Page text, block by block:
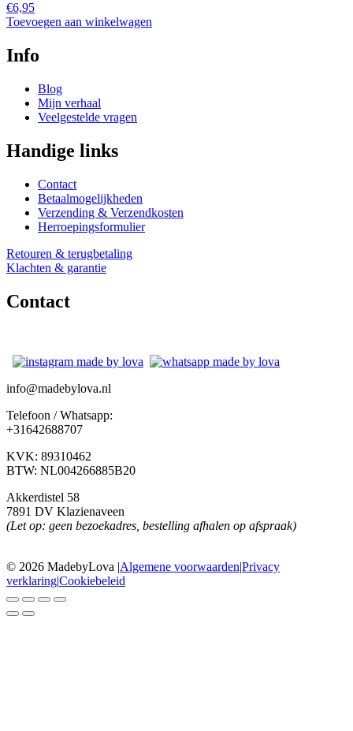
€6,95
Toevoegen aan winkelwagen
Info
Blog
Mijn verhaal
Veelgestelde vragen
Handige links
Contact
Betaalmogelijkheden
Verzending & Verzendkosten
Herroepingsformulier
Retouren & terugbetaling
Klachten & garantie
Contact
info@madebylova.nl
Telefoon / Whatsapp:
+31642688707
KVK: 89310462
BTW: NL004266885B20
Akkerdistel 58
7891 DV Klazienaveen
(Let op: geen bezoekadres, bestelling afhalen op afspraak)
© 2026 MadebyLova |Algemene voorwaarden|Privacy
verklaring|Cookiebeleid